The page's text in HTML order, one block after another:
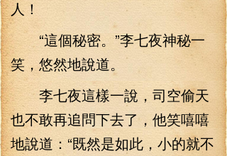
人！
“這個秘密。”李七夜神秘一
笑，悠然地說道。
李七夜這樣一說，司空偷天
也不敢再追問下去了，他笑嘻嘻
地說道：“既然是如此，小的就不